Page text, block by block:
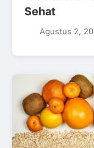
Sehat
Agustus 2,